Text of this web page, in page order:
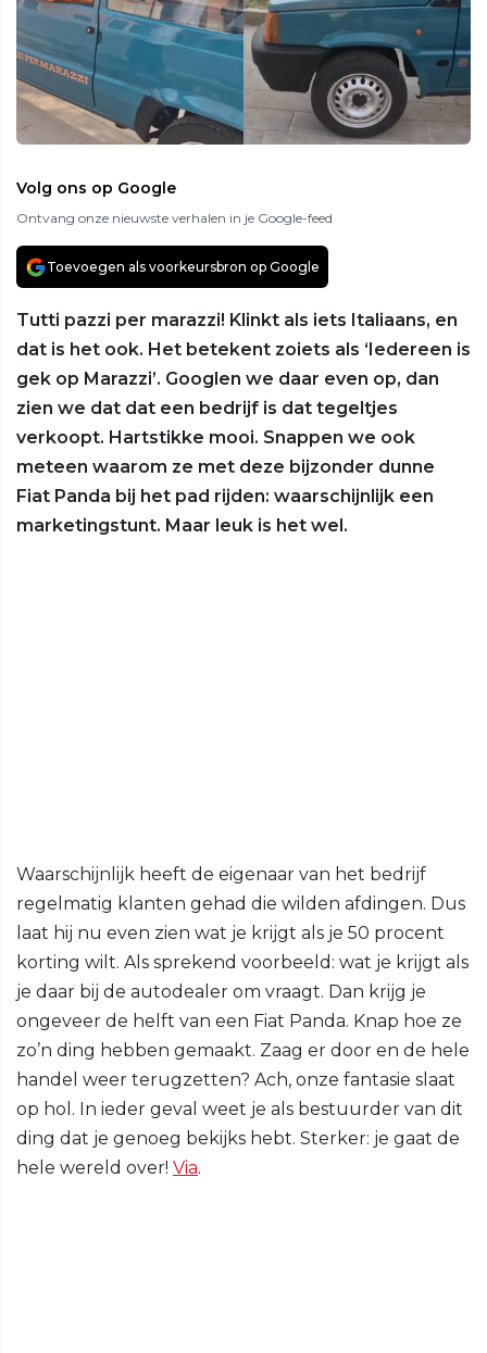
Volg ons op Google
Ontvang onze nieuwste verhalen in je Google-feed
Toevoegen als voorkeursbron op Google
Tutti pazzi per marazzi! Klinkt als iets Italiaans, en
dat is het ook. Het betekent zoiets als ‘Iedereen is
gek op Marazzi’. Googlen we daar even op, dan
zien we dat dat een bedrijf is dat tegeltjes
verkoopt. Hartstikke mooi. Snappen we ook
meteen waarom ze met deze bijzonder dunne
Fiat Panda bij het pad rijden: waarschijnlijk een
marketingstunt. Maar leuk is het wel.
Waarschijnlijk heeft de eigenaar van het bedrijf
regelmatig klanten gehad die wilden afdingen. Dus
laat hij nu even zien wat je krijgt als je 50 procent
korting wilt. Als sprekend voorbeeld: wat je krijgt als
je daar bij de autodealer om vraagt. Dan krijg je
ongeveer de helft van een Fiat Panda. Knap hoe ze
zo’n ding hebben gemaakt. Zaag er door en de hele
handel weer terugzetten? Ach, onze fantasie slaat
op hol. In ieder geval weet je als bestuurder van dit
ding dat je genoeg bekijks hebt. Sterker: je gaat de
hele wereld over! Via.